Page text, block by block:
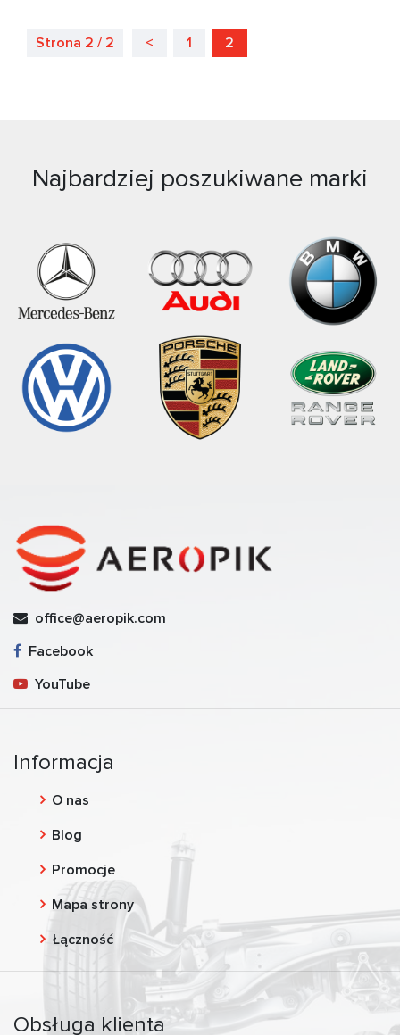
Strona 2 / 2 < 1 2
Najbardziej poszukiwane marki
office@aeropik.com
Facebook
YouTube
Informacja
O nas
Blog
Promocje
Mapa strony
Łączność
Obsługa klienta